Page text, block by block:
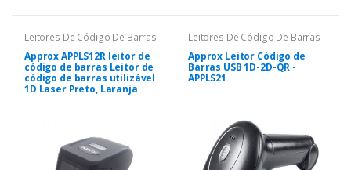
Leitores De Código De Barras
Approx APPLS12R leitor de
código de barras Leitor de
código de barras utilizável
1D Laser Preto, Laranja
Leitores De Código De Barras
Approx Leitor Código de
Barras USB 1D-2D-QR -
APPLS21